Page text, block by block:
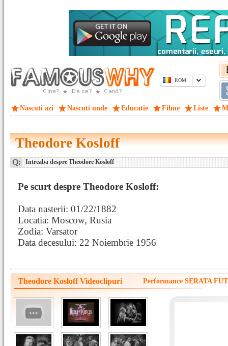
ROM
Nascuti azi Nascuti unde Educatie Filme Liste
Theodore Kosloff
Q: Intreaba despre Theodore Kosloff
Pe scurt despre Theodore Kosloff:
Data nasterii: 01/22/1882
Locatia: Moscow, Rusia
Zodia: Varsator
Data decesului: 22 Noiembrie 1956
Theodore Kosloff Videoclipuri Performance SERATA